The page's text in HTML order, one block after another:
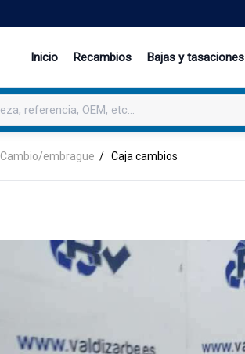
Inicio Recambios Bajas y tasaciones
Cambio/embrague Caja cambios